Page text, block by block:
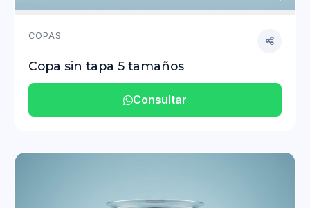
COPAS
Copa sin tapa 5 tamaños
Consultar